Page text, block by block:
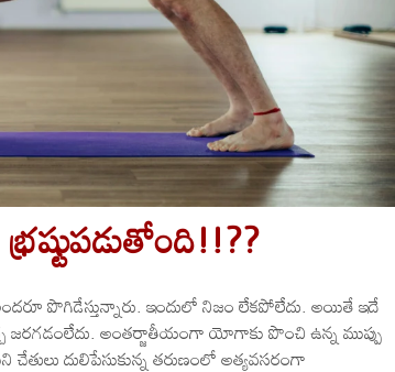
పొగిడేస్తున్నారు. ఇందులో నిజం లేకపోలేదు. అయితే ఇదే
అంతర్జాతీయంగా యోగాకు పొంచి ఉన్న ముప్పు
దులిపేసుకున్న తరుణంలో అత్యవసరంగా